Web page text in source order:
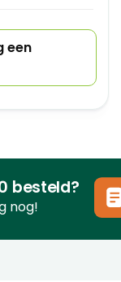
een
besteld?
nog!